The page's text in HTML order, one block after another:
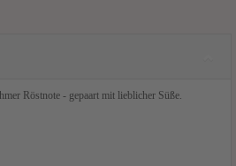
Röstnote - gepaart mit lieblicher Süße.